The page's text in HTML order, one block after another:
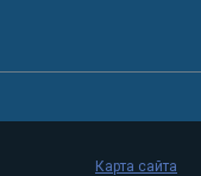
Карта сайта